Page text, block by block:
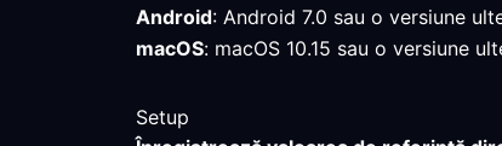
Android: Android 7.0 sau o versiune
macOS: macOS 10.15 sau o versiune
Setup